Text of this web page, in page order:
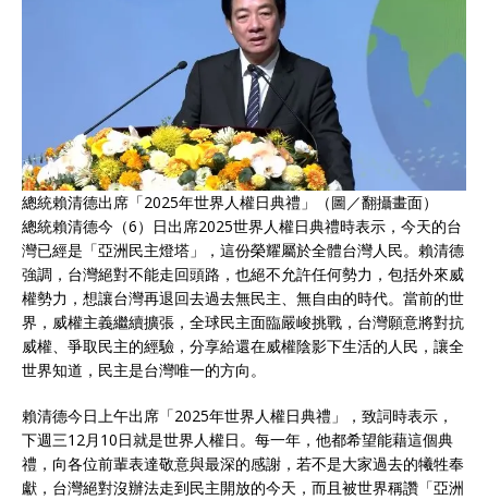
總統賴清德出席「2025年世界人權日典禮」（圖／翻攝畫面）
總統賴清德今（6）日出席2025世界人權日典禮時表示，今天的台
灣已經是「亞洲民主燈塔」，這份榮耀屬於全體台灣人民。賴清德
強調，台灣絕對不能走回頭路，也絕不允許任何勢力，包括外來威
權勢力，想讓台灣再退回去過去無民主、無自由的時代。當前的世
界，威權主義繼續擴張，全球民主面臨嚴峻挑戰，台灣願意將對抗
威權、爭取民主的經驗，分享給還在威權陰影下生活的人民，讓全
世界知道，民主是台灣唯一的方向。
賴清德今日上午出席「2025年世界人權日典禮」，致詞時表示，
下週三12月10日就是世界人權日。每一年，他都希望能藉這個典
禮，向各位前輩表達敬意與最深的感謝，若不是大家過去的犧牲奉
獻，台灣絕對沒辦法走到民主開放的今天，而且被世界稱讚「亞洲